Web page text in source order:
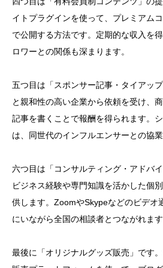
イトプラグインを使って、プレミアム
で公開する方法です。定期的な収入を
ロワーとの関係も深まります。
五つ目は「スポンサー記事・タイアッ
と親和性の高い企業から依頼を受け、
記事を書くことで報酬を得られます。
は、同世代のインフルエンサーとの協
六つ目は「コンサルティング・アドバ
ビジネス経験や専門知識を活かした個
供します。ZoomやSkypeなどのビデオ
にいながら全国の相談者とつながれます
最後に「オリジナルグッズ販売」です